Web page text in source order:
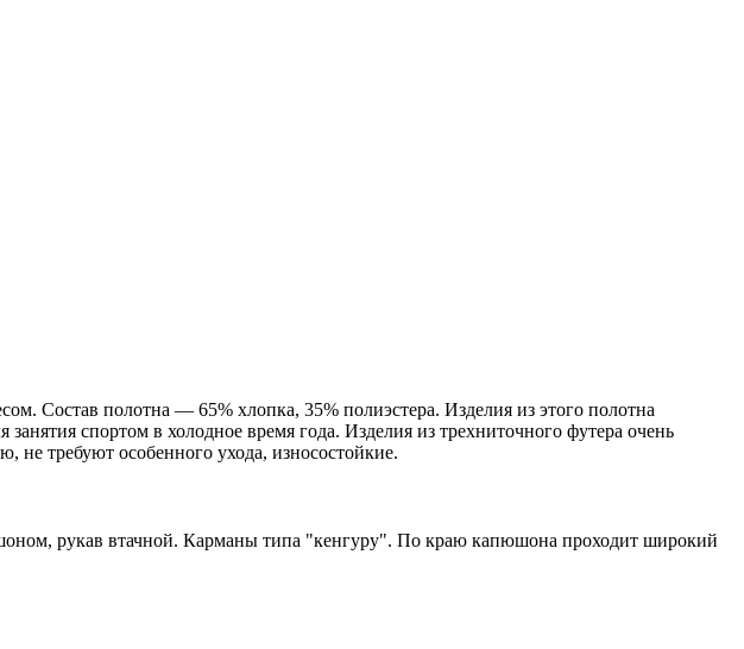
Состав полотна — 65% хлопка, 35% полиэстера. Изделия из этого полотна
спортом в холодное время года. Изделия из трехниточного футера очень
не требуют особенного ухода, износостойкие.
рукав втачной. Карманы типа "кенгуру". По краю капюшона проходит широкий